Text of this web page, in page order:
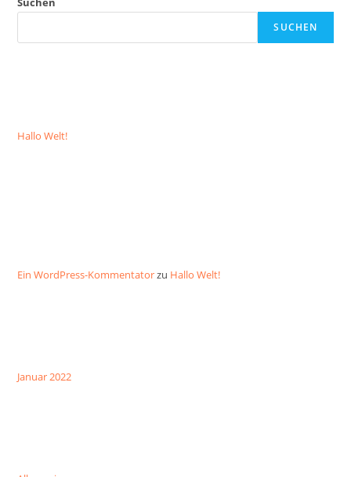
SUCHEN
Hallo Welt!
Ein WordPress-Kommentatorzu Hallo Welt!
Januar 2022